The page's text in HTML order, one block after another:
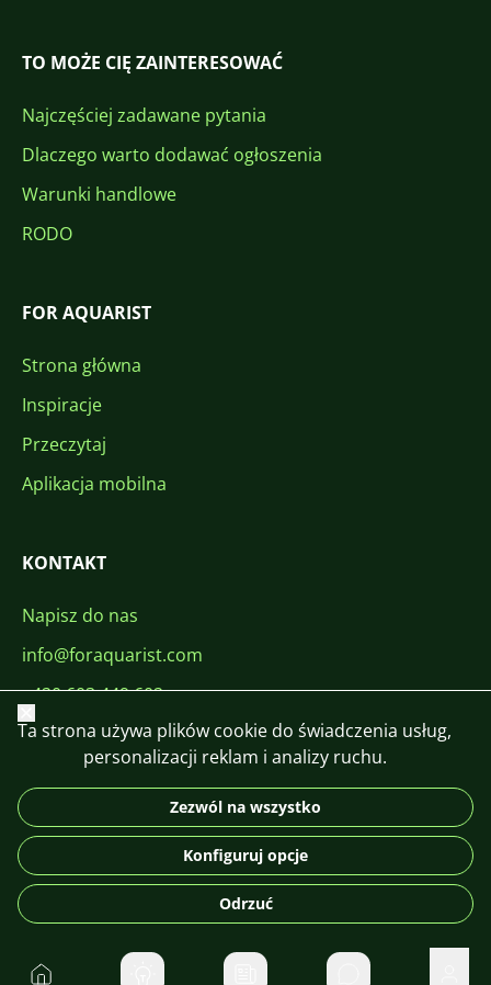
TO MOŻE CIĘ ZAINTERESOWAĆ
Najczęściej zadawane pytania
Dlaczego warto dodawać ogłoszenia
Warunki handlowe
RODO
FOR AQUARIST
Strona główna
Inspiracje
Przeczytaj
Aplikacja mobilna
KONTAKT
Napisz do nas
info@foraquarist.com
+420 603 449 602
DE
© 2026 For Aquarist
Zamknij
Ta strona używa plików cookie do świadczenia usług,
personalizacji reklam i analizy ruchu.
Zezwól na wszystko
Konfiguruj opcje
Odrzuć